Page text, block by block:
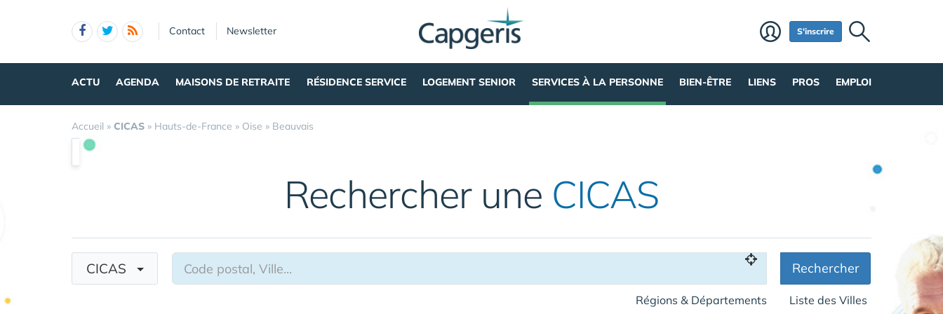
Contact Newsletter S'inscrire
ACTU AGENDA MAISONS DE RETRAITE RÉSIDENCE SERVICE LOGEMENT SENIOR SERVICES À LA PERSONNE BIEN-ÊTRE LIENS PROS EMPLOI
Accueil » CICAS » Hauts-de-France » Oise » Beauvais
Rechercher une CICAS
CICAS Rechercher
Régions & Départements Liste des Villes